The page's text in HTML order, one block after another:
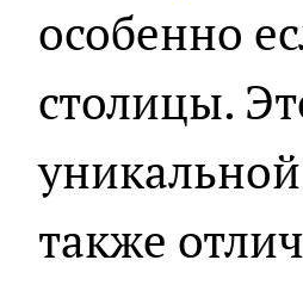
особенно
столицы.
также